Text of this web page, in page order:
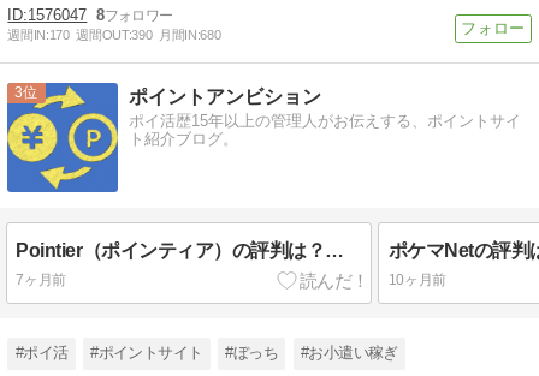
1576047 8
週間IN:170 週間OUT:390 月間IN:680
3 ポイントアンビション
ポイ活歴15年以上の管理人がお伝えする、ポイントサイ
ト紹介ブログ。
Pointier（ポインティア）の評判は？ダメだ息をしていない…
7ヶ月前 10ヶ月前
#ポイ活 #ポイントサイト #ぼっち #お小遣い稼ぎ